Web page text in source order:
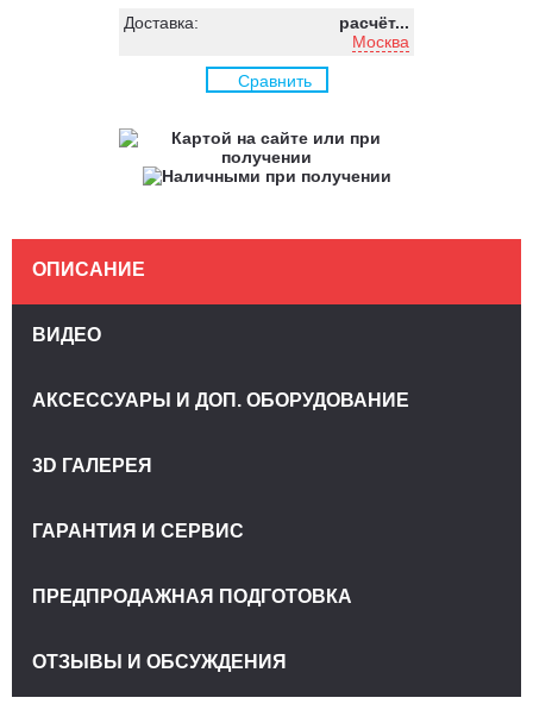
Доставка:
расчёт...
Москва
Сравнить
ОПИСАНИЕ
ВИДЕО
АКСЕССУАРЫ И ДОП. ОБОРУДОВАНИЕ
3D ГАЛЕРЕЯ
ГАРАНТИЯ И СЕРВИС
ПРЕДПРОДАЖНАЯ ПОДГОТОВКА
ОТЗЫВЫ И ОБСУЖДЕНИЯ